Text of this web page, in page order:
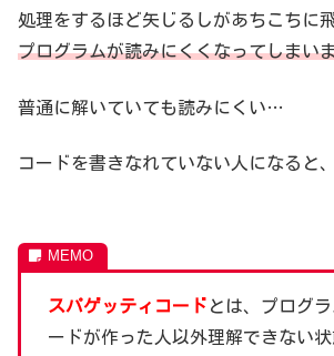
処理をするほど矢じるしがあちこちに
プログラムが読みにくくなってしまい
普通に解いていても読みにくい…
コードを書きなれていない人になると
スパゲッティコード とは、プログ
ードが作った人以外理解できない